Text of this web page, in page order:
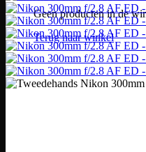
Geen producten in de
Terug naar winkel